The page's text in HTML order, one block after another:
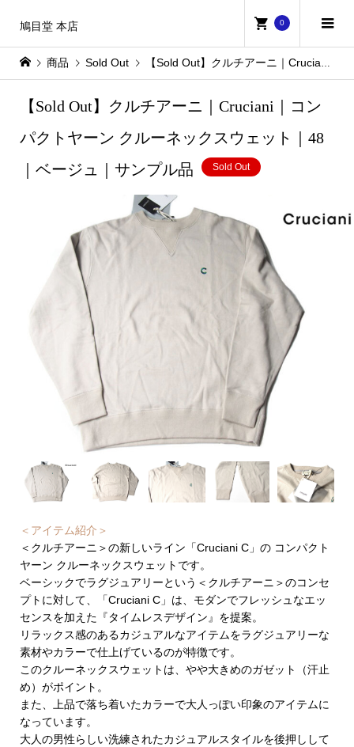
鳩目堂 本店 0
商品 Sold Out 【Sold Out】クルチアーニ｜Cruciani｜コンパクトヤーン クルーネックスウェット｜48｜ベージュ｜サンプル品
【Sold Out】クルチアーニ｜Cruciani｜コン
パクトヤーン クルーネックスウェット｜48
｜ベージュ｜サンプル品
Sold Out
＜アイテム紹介＞
＜クルチアーニ＞の新しいライン「Cruciani C」の コンパクト
ヤーン クルーネックスウェットです。
ベーシックでラグジュアリーという＜クルチアーニ＞のコンセ
プトに対して、「Cruciani C」は、モダンでフレッシュなエッ
センスを加えた『タイムレスデザイン』を提案。
リラックス感のあるカジュアルなアイテムをラグジュアリーな
素材やカラーで仕上げているのが特徴です。
このクルーネックスウェットは、やや大きめのガゼット（汗止
め）がポイント。
また、上品で落ち着いたカラーで大人っぽい印象のアイテムに
なっています。
大人の男性らしい洗練されたカジュアルスタイルを後押しして